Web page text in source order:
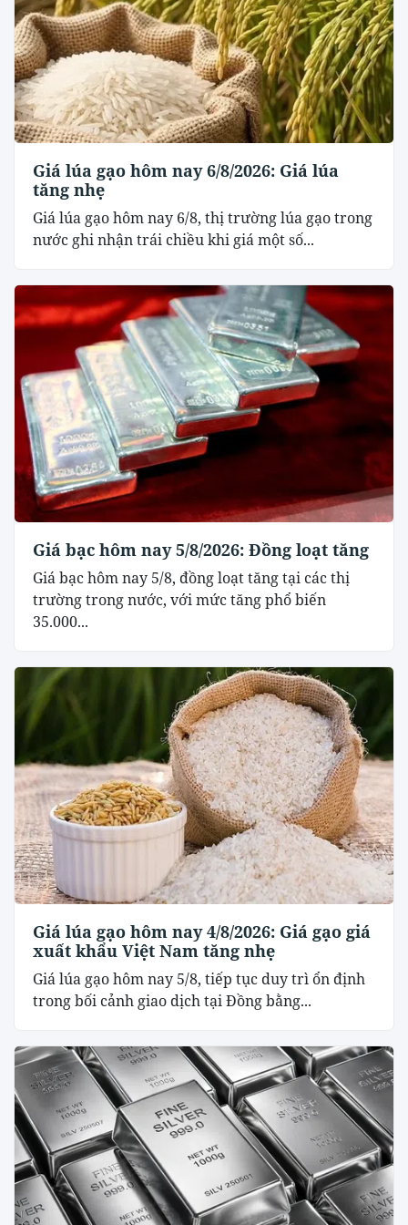
Giá lúa gạo hôm nay 6/8/2026: Giá lúa
tăng nhẹ
Giá lúa gạo hôm nay 6/8, thị trường lúa gạo trong
nước ghi nhận trái chiều khi giá một số...
Giá bạc hôm nay 5/8/2026: Đồng loạt tăng
Giá bạc hôm nay 5/8, đồng loạt tăng tại các thị
trường trong nước, với mức tăng phổ biến
35.000...
Giá lúa gạo hôm nay 4/8/2026: Giá gạo giá
xuất khẩu Việt Nam tăng nhẹ
Giá lúa gạo hôm nay 5/8, tiếp tục duy trì ổn định
trong bối cảnh giao dịch tại Đồng bằng...